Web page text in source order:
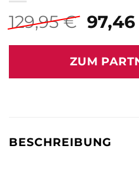
129,95€
Preis
war:
97,46
ZUM
BESCHREIBUNG